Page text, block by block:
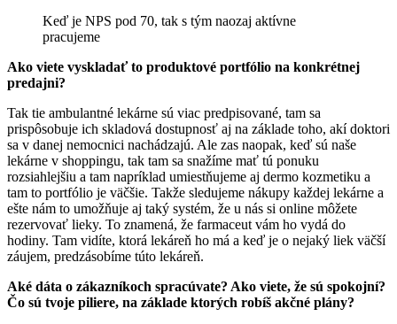
Keď je NPS pod 70, tak s tým naozaj aktívne
pracujeme
Ako viete vyskladať to produktové portfólio na konkrétnej
predajni?
Tak tie ambulantné lekárne sú viac predpisované, tam sa
prispôsobuje ich skladová dostupnosť aj na základe toho, akí doktori
sa v danej nemocnici nachádzajú. Ale zas naopak, keď sú naše
lekárne v shoppingu, tak tam sa snažíme mať tú ponuku
rozsiahlejšiu a tam napríklad umiestňujeme aj dermo kozmetiku a
tam to portfólio je väčšie. Takže sledujeme nákupy každej lekárne a
ešte nám to umožňuje aj taký systém, že u nás si online môžete
rezervovať lieky. To znamená, že farmaceut vám ho vydá do
hodiny. Tam vidíte, ktorá lekáreň ho má a keď je o nejaký liek väčší
záujem, predzásobíme túto lekáreň.
Aké dáta o zákazníkoch spracúvate? Ako viete, že sú spokojní?
Čo sú tvoje piliere, na základe ktorých robíš akčné plány?